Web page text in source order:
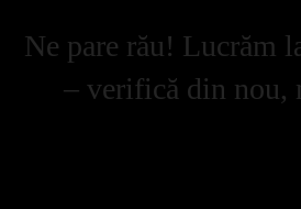
Ne pare rău! Lucrăm
– verifică din nou,